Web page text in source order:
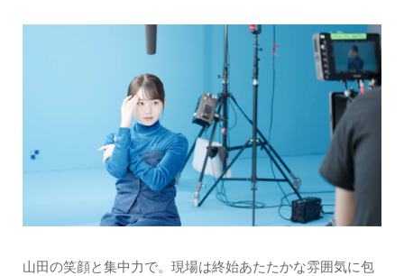
山田の笑顔と集中力で。現場は終始あたたかな雰囲気に包